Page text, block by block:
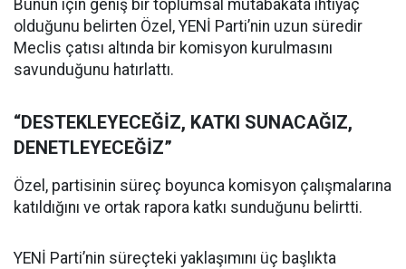
Bunun için geniş bir toplumsal mutabakata ihtiyaç
olduğunu belirten Özel, YENİ Parti’nin uzun süredir
Meclis çatısı altında bir komisyon kurulmasını
savunduğunu hatırlattı.
“DESTEKLEYECEĞİZ, KATKI SUNACAĞIZ,
DENETLEYECEĞİZ”
Özel, partisinin süreç boyunca komisyon çalışmalarına
katıldığını ve ortak rapora katkı sunduğunu belirtti.
YENİ Parti’nin süreçteki yaklaşımını üç başlıkta